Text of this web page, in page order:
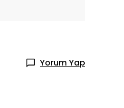
Yorum Yap